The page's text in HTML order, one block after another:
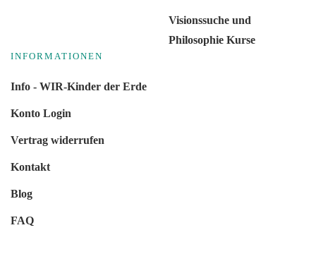
Visionssuche und
Philosophie Kurse
INFORMATIONEN
Info - WIR-Kinder der Erde
Konto Login
Vertrag widerrufen
Kontakt
Blog
FAQ